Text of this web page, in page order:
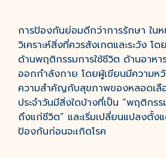
การป้องกันย่อมดีกว่าการรักษา ใน
วิเคราะห์สิ่งที่ควรสังเกตและระวัง โ
ด้านพฤติกรรมการใช้ชีวิต ด้านอาหา
ออกกำลังกาย โดยผู้เขียนมีความหวั
ความสำคัญกับสุขภาพของหลอดเลื
ประจำวันมีสิ่งใดบ้างที่เป็น “พฤติกร
ถึงแก่ชีวิต” และเริ่มเปลี่ยนแปลงตั้ง
ป้องกันก่อนจะเกิดโรค